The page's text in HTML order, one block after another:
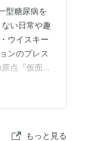
型糖尿病を
い日常や趣
ウイスキー
ンのプレス
点『仮面ラ
面ライダ
もっと見る